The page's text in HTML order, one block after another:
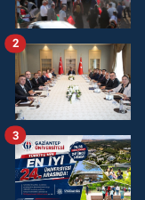
2
3